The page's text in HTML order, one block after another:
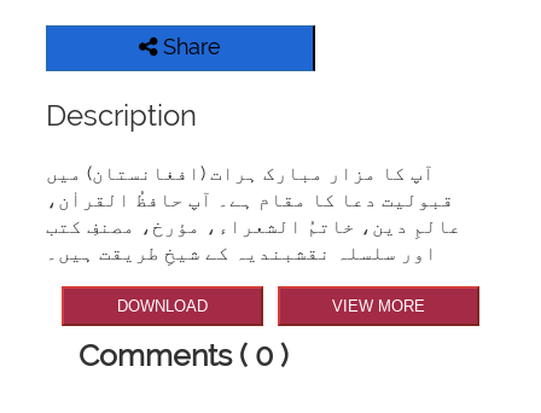
Share
Description
آپ کا مزار مبارک ہرات (افغانستان) میں
قبولیت دعا کا مقام ہے۔ آپ حافظُ القراٰن،
عالمِ دین، خاتمُ الشعراء، مؤرخ، مصنفِ کتب
اور سلسلہ نقشبندیہ کے شیخِ طریقت ہیں۔
DOWNLOAD VIEW MORE
Comments ( 0 )